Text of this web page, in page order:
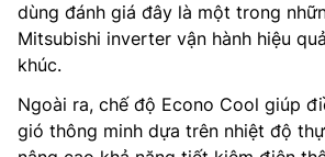
dùng đánh giá đây là một trong
Mitsubishi inverter vận hành hiệu
khúc.
Ngoài ra, chế độ Econo Cool giúp
gió thông minh dựa trên nhiệt độ